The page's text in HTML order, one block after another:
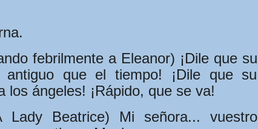
febrilmente a Eleanor) ¡Dile que su
que el tiempo! ¡Dile que su
los ángeles! ¡Rápido, que se va!
Lady Beatrice) Mi señora... vuestro